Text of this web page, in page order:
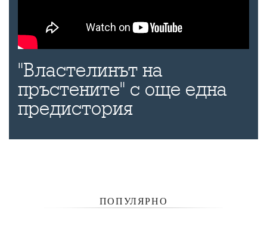
"Властелинът на
пръстените" с още една
предистория
ПОПУЛЯРНО